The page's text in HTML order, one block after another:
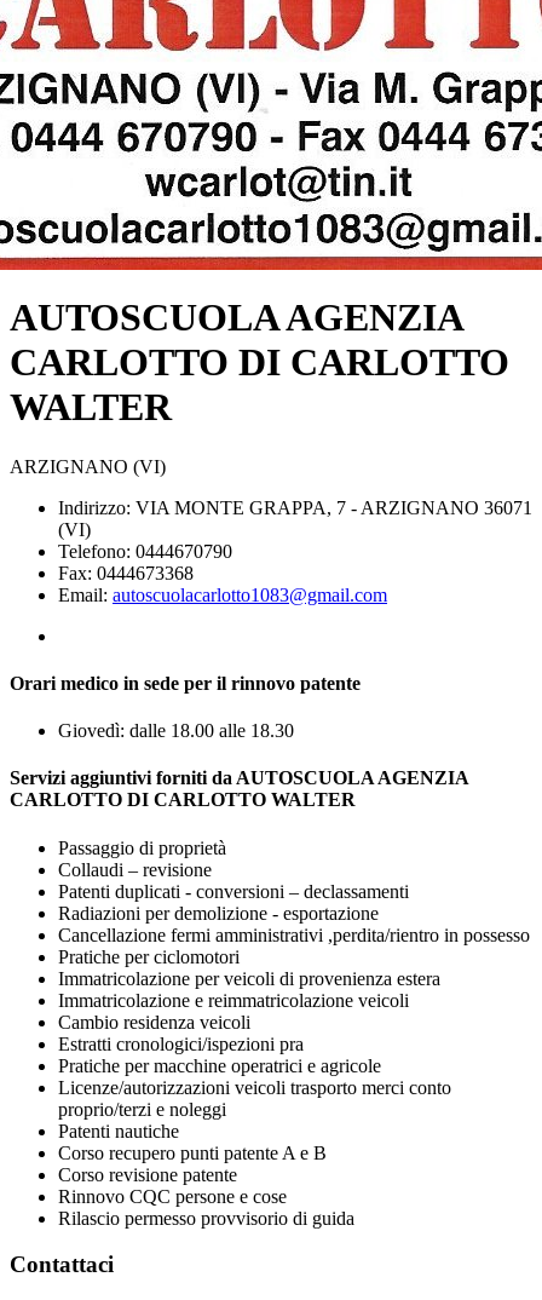
AUTOSCUOLA AGENZIA
CARLOTTO DI CARLOTTO
WALTER
ARZIGNANO (VI)
Indirizzo: VIA MONTE GRAPPA, 7 - ARZIGNANO 36071
(VI)
Telefono: 0444670790
Fax: 0444673368
Email: autoscuolacarlotto1083@gmail.com
Orari medico in sede per il rinnovo patente
Giovedì: dalle 18.00 alle 18.30
Servizi aggiuntivi forniti da AUTOSCUOLA AGENZIA
CARLOTTO DI CARLOTTO WALTER
Passaggio di proprietà
Collaudi – revisione
Patenti duplicati - conversioni – declassamenti
Radiazioni per demolizione - esportazione
Cancellazione fermi amministrativi ,perdita/rientro in possesso
Pratiche per ciclomotori
Immatricolazione per veicoli di provenienza estera
Immatricolazione e reimmatricolazione veicoli
Cambio residenza veicoli
Estratti cronologici/ispezioni pra
Pratiche per macchine operatrici e agricole
Licenze/autorizzazioni veicoli trasporto merci conto
proprio/terzi e noleggi
Patenti nautiche
Corso recupero punti patente A e B
Corso revisione patente
Rinnovo CQC persone e cose
Rilascio permesso provvisorio di guida
Contattaci